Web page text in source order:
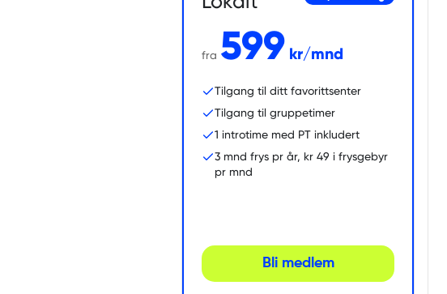
fra 599 kr/mnd
Tilgang til ditt favorittsenter
Tilgang til gruppetimer
1 introtime med PT inkludert
3 mnd frys pr år, kr 49 i frysgebyr
pr mnd
Bli medlem